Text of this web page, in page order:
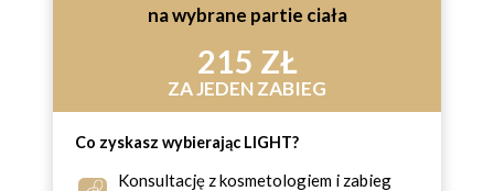
na wybrane partie ciała
215 ZŁ
ZA JEDEN ZABIEG
Co zyskasz wybierając LIGHT?
Konsultację z kosmetologiem i zabieg